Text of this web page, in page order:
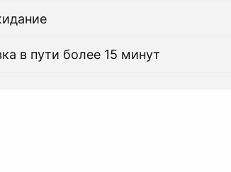
в пути более 15 минут